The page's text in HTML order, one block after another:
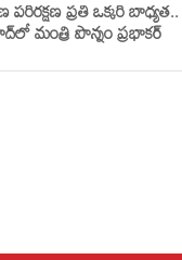
పరిరక్షణ ప్రతి ఒక్కరి బాధ్యత..
మంత్రి పొన్నం ప్రభాకర్